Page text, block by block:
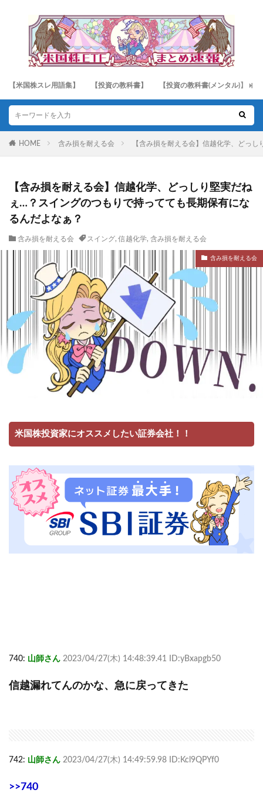
【米国株スレ用語集】 【投資の教科書】 【投資の教科書(メンタル)】
HOME 含み損を耐える会 【含み損を耐える会】信越化学、どっ
【含み損を耐える会】信越化学、どっしり堅実だね
ぇ…？スイングのつもりで持ってても長期保有にな
るんだよなぁ？
含み損を耐える会 スイング,信越化学, 含み損を耐える会
含み損を耐える会
米国株投資家にオススメしたい証券会社！！
740: 山師さん 2023/04/27(木) 14:48:39.41 ID:yBxapgb50
信越漏れてんのかな、急に戻ってきた
742: 山師さん 2023/04/27(木) 14:49:59.98 ID:Kcl9QPYf0
>>740